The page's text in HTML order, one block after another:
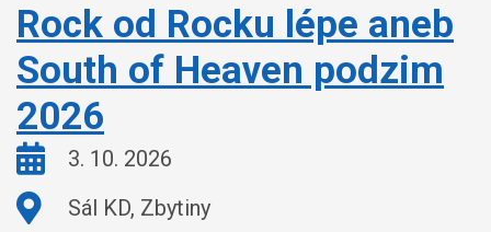
Rock od Rocku lépe aneb
South of Heaven podzim
2026
Kdy:
3. 10. 2026
Kde:
Sál KD, Zbytiny